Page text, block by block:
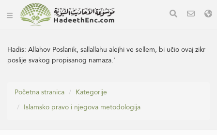
Hadis:Allahov Poslanik, sallallahu alejhi ve sellem, bi učio ovaj zikr
poslije svakog propisanog namaza.'
Početna stranica
Kategorije
Islamsko pravo i njegova metodologija